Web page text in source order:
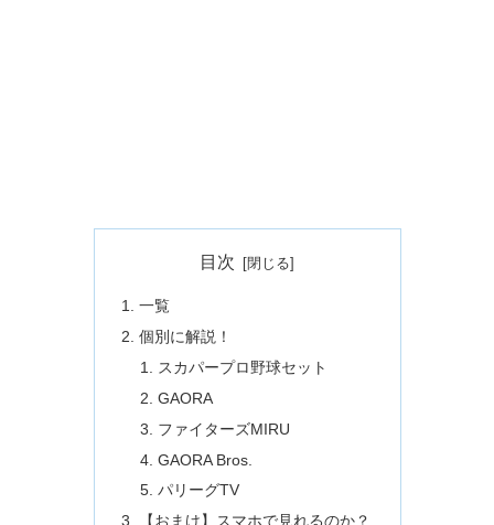
目次
一覧
個別に解説！
スカパープロ野球セット
GAORA
ファイターズMIRU
GAORA Bros.
パリーグTV
【おまけ】スマホで見れるのか？